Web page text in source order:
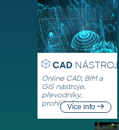
CADNÁSTROJE
Online CAD, BIM a
GIS nástroje,
převodníky,
prohlížečeVíce info